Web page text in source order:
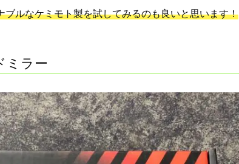
ルなケミモト製を試してみるのも良いと思います！
ミラー